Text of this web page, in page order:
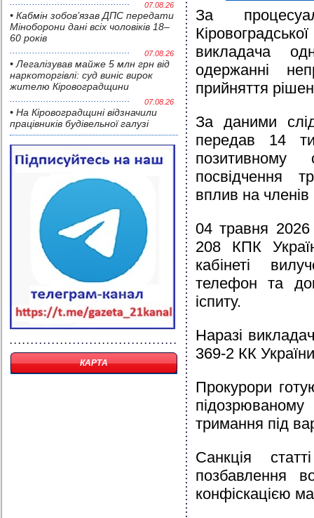
07.08.26
• Кабмін зобов’язав ДПС передати
Міноборони дані всіх чоловіків 18–
60 років
07.08.26
• Легалізував майже 5 млн грн від
наркоторгівлі: суд виніс вирок
жителю Кіровоградщини
07.08.26
• На Кіровоградщині відзначили
працівників будівельної галузі
КАРТА
За
викладача
одержанні
прийняття
За даними
передав 14
позитивному
посвідчення
вплив на членів
04 травня
208 КПК
кабінеті
телефон та
іспиту.
Наразі
369-2 КК
Прокурори
тримання під
Санкція
позбавлення
конфіскацією